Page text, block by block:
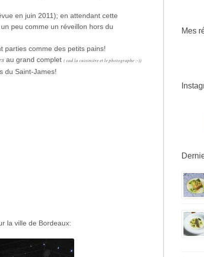
en juin 2011); en attendant cette
peu comme un réveillon hors du
parties comme des petits pains!
au grand complet ( cad la cuisinière et le photographe ;-))
du Saint-James!
la ville de Bordeaux:
Mes